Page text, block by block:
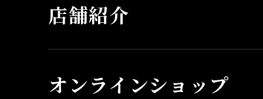
店舗紹介
オンラインショップ